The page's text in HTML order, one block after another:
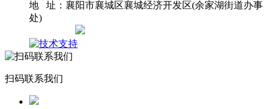
地 址：襄阳市襄城区襄城经济开发区(余家湖街道办事
处)
扫码联系我们